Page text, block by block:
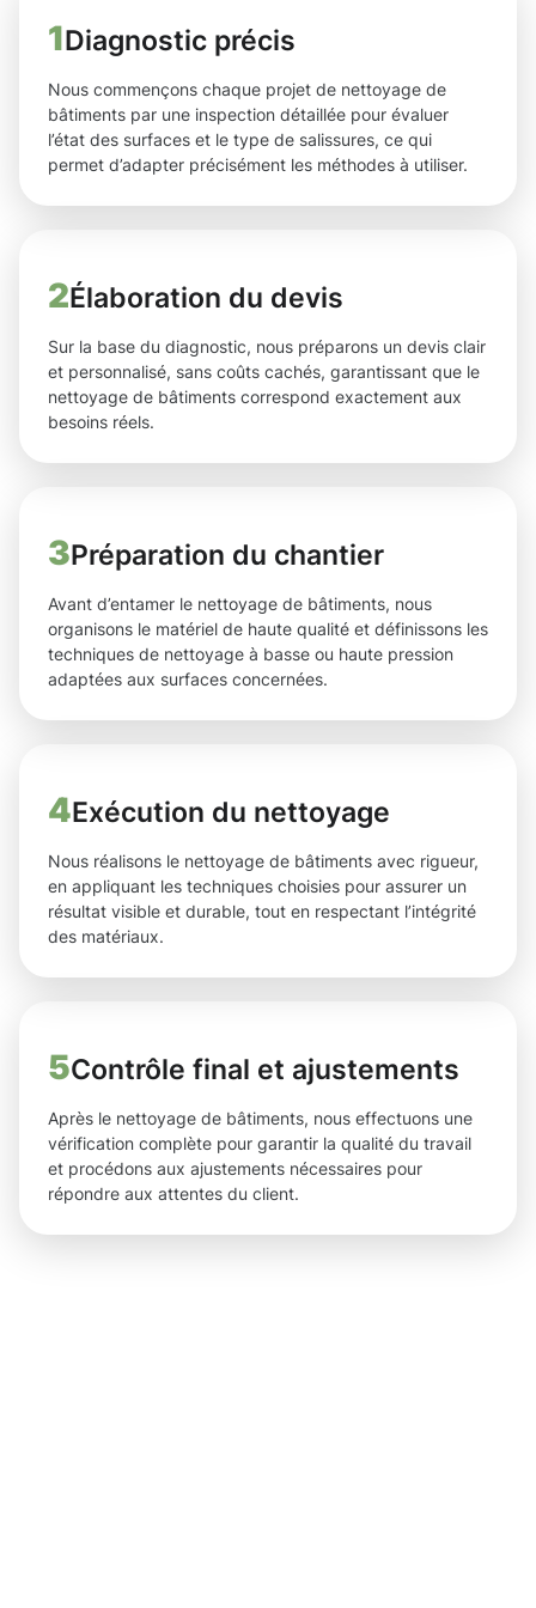
1Diagnostic précis
Nous commençons chaque projet de nettoyage de
bâtiments par une inspection détaillée pour évaluer
l’état des surfaces et le type de salissures, ce qui
permet d’adapter précisément les méthodes à utiliser.
2Élaboration du devis
Sur la base du diagnostic, nous préparons un devis clair
et personnalisé, sans coûts cachés, garantissant que le
nettoyage de bâtiments correspond exactement aux
besoins réels.
3Préparation du chantier
Avant d’entamer le nettoyage de bâtiments, nous
organisons le matériel de haute qualité et définissons les
techniques de nettoyage à basse ou haute pression
adaptées aux surfaces concernées.
4Exécution du nettoyage
Nous réalisons le nettoyage de bâtiments avec rigueur,
en appliquant les techniques choisies pour assurer un
résultat visible et durable, tout en respectant l’intégrité
des matériaux.
5Contrôle final et ajustements
Après le nettoyage de bâtiments, nous effectuons une
vérification complète pour garantir la qualité du travail
et procédons aux ajustements nécessaires pour
répondre aux attentes du client.